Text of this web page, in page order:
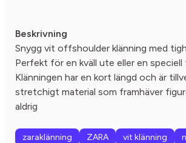
Beskrivning
Snygg vit offshoulder klänning med
Perfekt för en kväll ute eller en speciell
Klänningen har en kort längd och är
stretchigt material som framhäver
aldrig
zaraklänning ZARA vit klänning